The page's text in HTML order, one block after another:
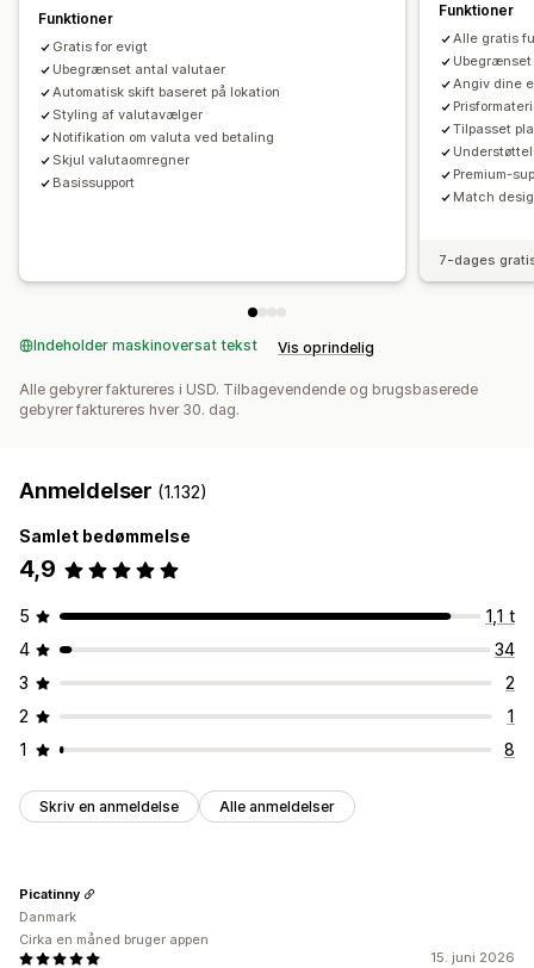
Funktioner
Gratis for evigt
Ubegrænset antal valutaer
Automatisk skift baseret på lokation
Styling af valutavælger
Notifikation om valuta ved betaling
Skjul valutaomregner
Basissupport
Funktioner
Alle gratis
Angiv dine
Tilpasset
Premium-
Match
7-dages
Indeholder maskinoversat tekst Vis oprindelig
Alle gebyrer faktureres i USD. Tilbagevendende og brugsbaserede
gebyrer faktureres hver 30. dag.
Anmeldelser (1.132)
Samlet bedømmelse
4,9
5
1,1 t
4
34
3
2
2
1
1
8
Skriv en anmeldelse Alle anmeldelser
15. juni 2026
Picatinny
Danmark
Cirka en måned bruger appen